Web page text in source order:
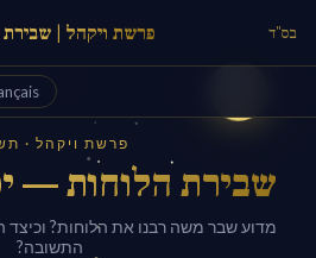
פרשת ויקהל | שבירת בס"ד
פרשת ויקהל ·
שבירת הלוחות —
מדוע שבר משה רבנו את הלוחות?
התשובה?